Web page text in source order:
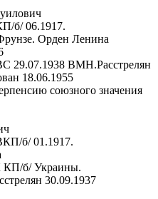
б/ 06.1917.
Орден Ленина
ВМН.Расстрелян
18.06.1955
союзного значения
б/ 01.1917.
б/ Украины.
30.09.1937